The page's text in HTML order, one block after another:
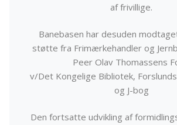
af frivillige.
Banebasen har desuden
støtte fra Frimærkehandler og
Peer Olav Thomassens
v/Det Kongelige Bibliotek,
og J-bog
Den fortsatte udvikling af